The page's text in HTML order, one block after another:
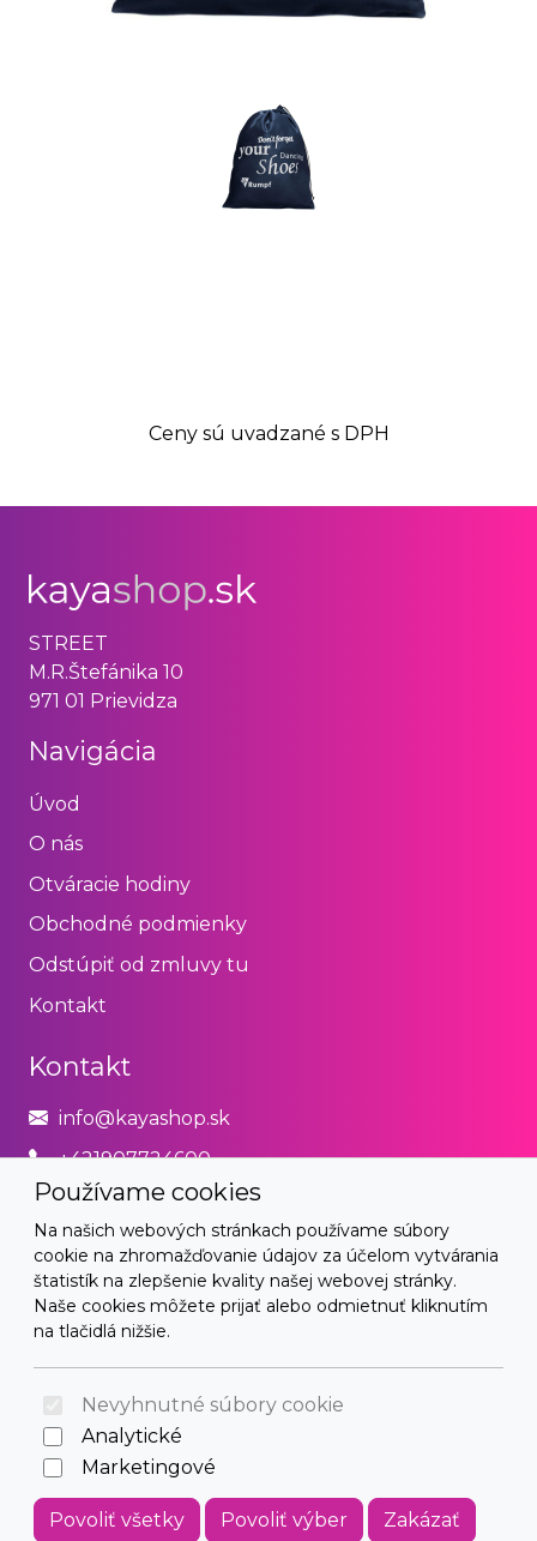
Ceny sú uvadzané s DPH
Používame cookies
Na našich webových stránkach používame súbory
cookie na zhromažďovanie údajov za účelom vytvárania
štatistík na zlepšenie kvality našej webovej stránky.
Naše cookies môžete prijať alebo odmietnuť kliknutím
na tlačidlá nižšie.
Nevyhnutné súbory cookie
Analytické
Marketingové
Povoliť všetky Povoliť výber Zakázať
STREET
M.R.Štefánika 10
971 01 Prievidza
Navigácia
Úvod
O nás
Otváracie hodiny
Obchodné podmienky
Odstúpiť od zmluvy tu
Kontakt
Kontakt
info@kayashop.sk
+421907724600
Právne
Obchodné podmienky
Zásady používania cookies
© 2026 Arrabella s.r.o., mayabella s.r.o., Všetky práva
vyhradené.
Hosting: - Web: